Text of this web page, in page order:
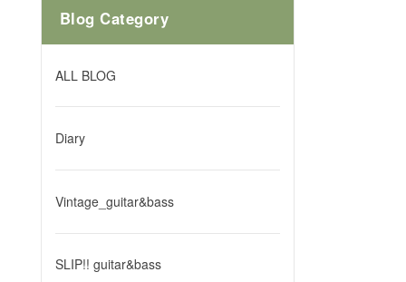
Blog Category
ALL BLOG
Diary
Vintage_guitar&bass
SLIP!! guitar&bass